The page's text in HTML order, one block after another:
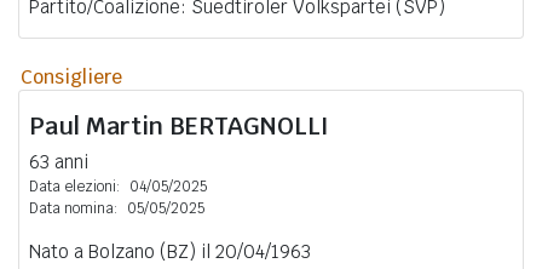
Partito/Coalizione: Suedtiroler Volkspartei (SVP)
Consigliere
Paul Martin BERTAGNOLLI
63 anni
Data elezioni:
04/05/2025
Data nomina:
05/05/2025
Nato a Bolzano (BZ) il 20/04/1963